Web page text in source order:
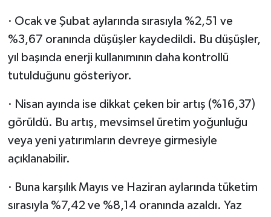
· Ocak ve Şubat aylarında sırasıyla %2,51 ve
%3,67 oranında düşüşler kaydedildi. Bu düşüşler,
yıl başında enerji kullanımının daha kontrollü
tutulduğunu gösteriyor.
· Nisan ayında ise dikkat çeken bir artış (%16,37)
görüldü. Bu artış, mevsimsel üretim yoğunluğu
veya yeni yatırımların devreye girmesiyle
açıklanabilir.
· Buna karşılık Mayıs ve Haziran aylarında tüketim
sırasıyla %7,42 ve %8,14 oranında azaldı. Yaz